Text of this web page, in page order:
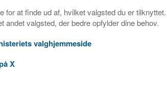
at finde ud af, hvilket valgsted du er tilknyttet.
valgsted, der bedre opfylder dine behov.
valghjemmeside
X